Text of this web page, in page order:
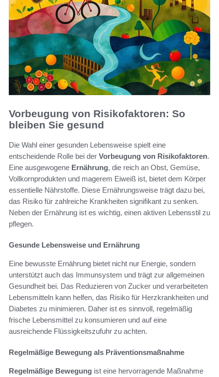
Vorbeugung von Risikofaktoren: So
bleiben Sie gesund
Die Wahl einer gesunden Lebensweise spielt eine
entscheidende Rolle bei der Vorbeugung von Risikofaktoren.
Eine ausgewogene Ernährung, die reich an Obst, Gemüse,
Vollkornprodukten und magerem Eiweiß ist, bietet dem Körper
essentielle Nährstoffe. Diese Ernährungsweise trägt dazu bei,
das Risiko für zahlreiche Krankheiten signifikant zu senken.
Neben der Ernährung ist es wichtig, einen aktiven Lebensstil zu
pflegen.
Gesunde Lebensweise und Ernährung
Eine bewusste Ernährung bietet nicht nur Energie, sondern
unterstützt auch das Immunsystem und trägt zur allgemeinen
Gesundheit bei. Das Reduzieren von Zucker und verarbeiteten
Lebensmitteln kann helfen, das Risiko für Herzkrankheiten und
Diabetes zu minimieren. Daher ist es sinnvoll, regelmäßig
frische Lebensmittel zu konsumieren und auf eine
ausreichende Flüssigkeitszufuhr zu achten.
Regelmäßige Bewegung als Präventionsmaßnahme
Regelmäßige Bewegung ist eine hervorragende Maßnahme